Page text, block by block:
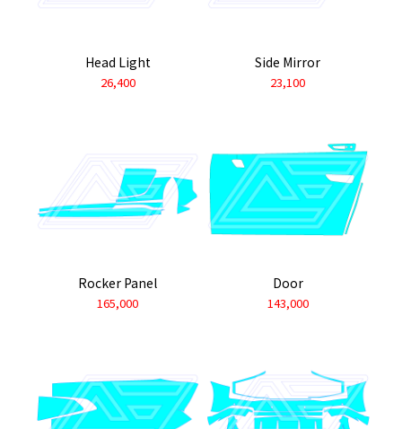
Head Light
26,400
Side Mirror
23,100
Rocker Panel
165,000
Door
143,000